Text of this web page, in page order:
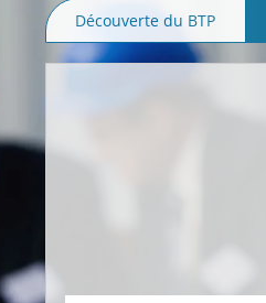
Découverte du BTP